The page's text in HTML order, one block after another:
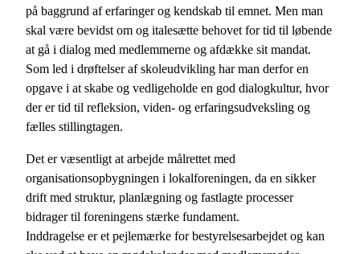
på baggrund af erfaringer og kendskab til emnet. Men man
skal være bevidst om og italesætte behovet for tid til løbende
at gå i dialog med medlemmerne og afdække sit mandat.
Som led i drøftelser af skoleudvikling har man derfor en
opgave i at skabe og vedligeholde en god dialogkultur, hvor
der er tid til refleksion, viden- og erfaringsudveksling og
fælles stillingtagen.
Det er væsentligt at arbejde målrettet med
organisationsopbygningen i lokalforeningen, da en sikker
drift med struktur, planlægning og fastlagte processer
bidrager til foreningens stærke fundament.
Inddragelse er et pejlemærke for bestyrelsesarbejdet og kan